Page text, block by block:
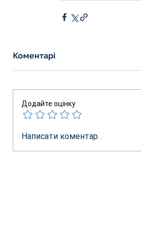
Коментарі
Додайте оцінку
Написати коментар...